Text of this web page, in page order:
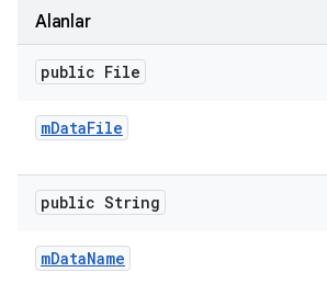
Alanlar
public File
mDataFile
public String
mDataName